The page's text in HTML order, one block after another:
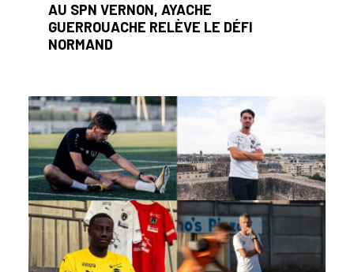
AU SPN VERNON, AYACHE
GUERROUACHE RELÈVE LE DÉFI
NORMAND